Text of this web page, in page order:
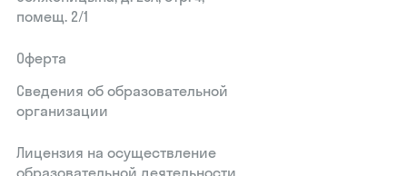
помещ. 2/1
Оферта
Сведения об образовательной
организации
Лицензия на осуществление